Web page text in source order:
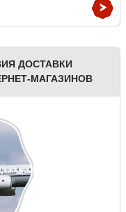
ДОСТАВКИ
МАГАЗИНОВ